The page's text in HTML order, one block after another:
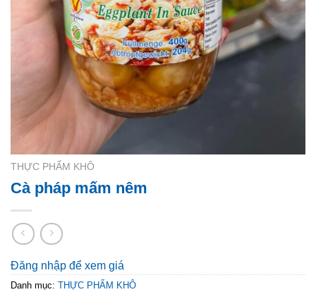
THỰC PHẨM KHÔ
Cà pháp mấm nêm
Đăng nhập để xem giá
Danh mục: THỰC PHẨM KHÔ